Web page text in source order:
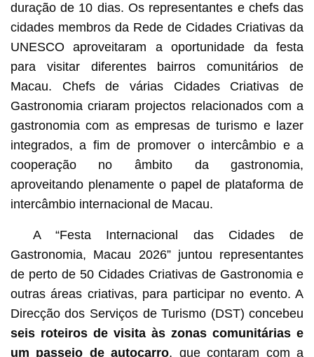
duração de 10 dias. Os representantes e chefs das
cidades membros da Rede de Cidades Criativas da
UNESCO aproveitaram a oportunidade da festa
para visitar diferentes bairros comunitários de
Macau. Chefs de várias Cidades Criativas de
Gastronomia criaram projectos relacionados com a
gastronomia com as empresas de turismo e lazer
integrados, a fim de promover o intercâmbio e a
cooperação no âmbito da gastronomia,
aproveitando plenamente o papel de plataforma de
intercâmbio internacional de Macau.
A “Festa Internacional das Cidades de
Gastronomia, Macau 2026” juntou representantes
de perto de 50 Cidades Criativas de Gastronomia e
outras áreas criativas, para participar no evento. A
Direcção dos Serviços de Turismo (DST) concebeu
seis roteiros de visita às zonas comunitárias e
um passeio de autocarro, que contaram com a